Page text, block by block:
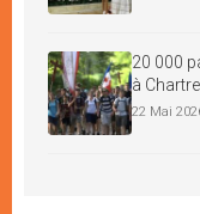
20 000
à
22 Mai